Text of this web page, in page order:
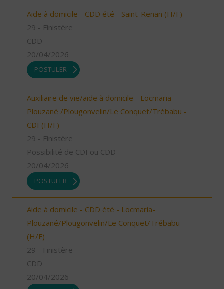
Aide à domicile - CDD été - Saint-Renan (H/F)
29 - Finistère
CDD
20/04/2026
POSTULER
Auxiliaire de vie/aide à domicile - Locmaria-
Plouzané /Plougonvelin/Le Conquet/Trébabu -
CDI (H/F)
29 - Finistère
Possibilité de CDI ou CDD
20/04/2026
POSTULER
Aide à domicile - CDD été - Locmaria-
Plouzané/Plougonvelin/Le Conquet/Trébabu
(H/F)
29 - Finistère
CDD
20/04/2026